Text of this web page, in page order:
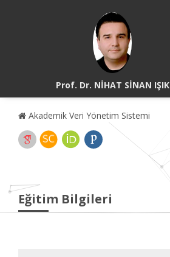
Prof. Dr. NİHAT SİNAN IŞIK
Akademik Veri Yönetim Sistemi
Eğitim Bilgileri